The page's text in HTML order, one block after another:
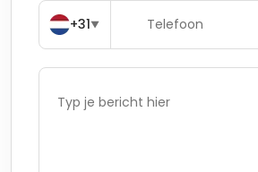
+31▼